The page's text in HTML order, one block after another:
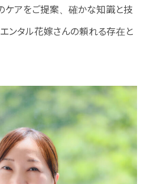
ケアをご提案、確かな知識と技
ンタル花嫁さんの頼れる存在と